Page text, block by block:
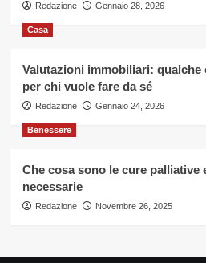
Redazione Gennaio 28, 2026
Casa
Valutazioni immobiliari: qualche
per chi vuole fare da sé
Redazione Gennaio 24, 2026
Benessere
Che cosa sono le cure palliative
necessarie
Redazione Novembre 26, 2025